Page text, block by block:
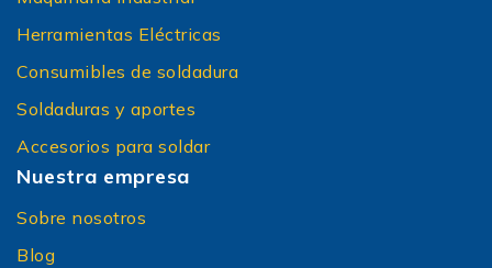
Herramientas Eléctricas
Consumibles de soldadura
Soldaduras y aportes
Accesorios para soldar
Nuestra empresa
Sobre nosotros
Blog